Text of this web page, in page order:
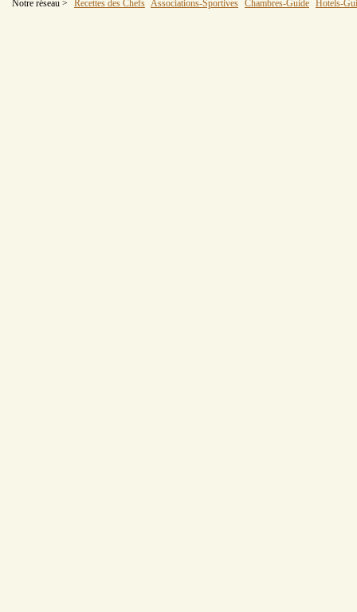
Notre réseau > Recettes des Chefs Associations-Sportives Chambres-Guide Hotels-